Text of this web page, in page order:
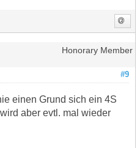
Honorary Member
#9
einen Grund sich ein 4S
aber evtl. mal wieder